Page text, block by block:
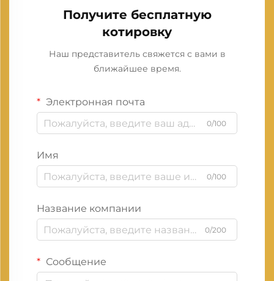
Получите бесплатную
котировку
Наш представитель свяжется с вами в
ближайшее время.
Электронная почта
0/100
Имя
0/100
Название компании
0/200
Сообщение